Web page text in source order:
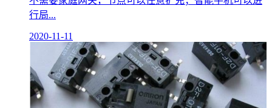
行局...
2020-11-11